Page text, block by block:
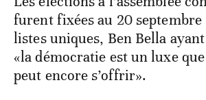
furent fixées au 20 septembre
listes uniques, Ben Bella
«la démocratie est un luxe
peut encore s’offrir».